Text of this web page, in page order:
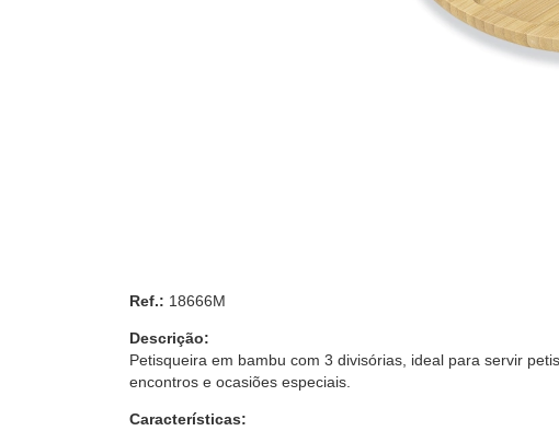
Ref.: 18666M
Descrição:
Petisqueira em bambu com 3 divisórias, ideal para servir
encontros e ocasiões especiais.
Características: